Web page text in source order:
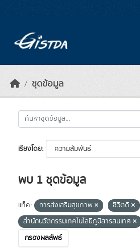
ชุดข้อมูล
เรียงโดย
พบ 1 ชุดข้อมูล
แท็ค: การส่งเสริมสุขภาพ ชีวิตดี
สำนักนวัตกรรมเทคโนโลยีภูมิสารสนเทศ
กรองผลลัพธ์